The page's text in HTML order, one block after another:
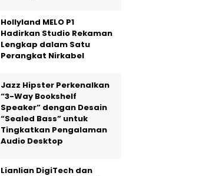
Hollyland MELO P1
Hadirkan Studio Rekaman
Lengkap dalam Satu
Perangkat Nirkabel
Jazz Hipster Perkenalkan
“3-Way Bookshelf
Speaker” dengan Desain
“Sealed Bass” untuk
Tingkatkan Pengalaman
Audio Desktop
Lianlian DigiTech dan